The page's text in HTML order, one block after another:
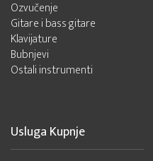
Ozvučenje
Gitare i bass gitare
Klavijature
Bubnjevi
Ostali instrumenti
Usluga Kupnje